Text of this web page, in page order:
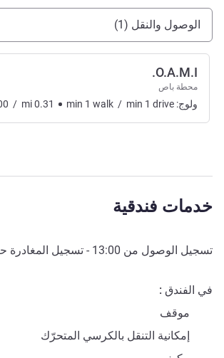
الوصول والتنقل
الوصول والنقل (1)
O.A.M.I.
محطة باص
ولوج: / mi0.31 min 1 walk / min 1 drive
خدمات فندقية
تسجيل الوصول من 13:00 - تسجيل المغادرة
في الفندق
موقف
إمكانية التنقل بالكرسي المتحرّك